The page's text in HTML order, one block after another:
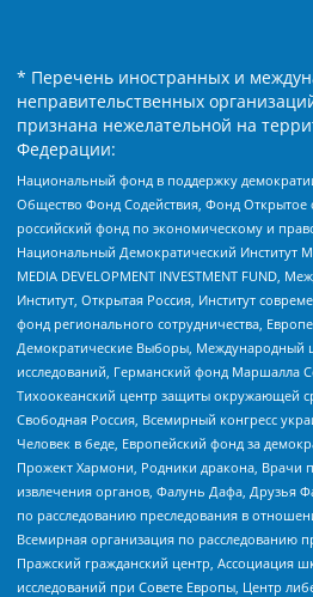
* Перечень иностранных и
неправительственных
признана нежелательной на
Федерации:
Национальный фонд в поддержку
Общество Фонд Содействия, Фонд Открытое
российский фонд по экономическому и
Национальный Демократический Институт
MEDIA DEVELOPMENT INVESTMENT FUND,
Институт, Открытая Россия, Институт
фонд регионального сотрудничества,
Демократические Выборы, Международный
исследований, Германский фонд Маршалла
Тихоокеанский центр защиты окружающей
Свободная Россия, Всемирный конгресс
Человек в беде, Европейский фонд за
Прожект Хармони, Родники дракона, Врачи
извлечения органов, Фалунь Дафа, Друзья
по расследованию преследования в
Всемирная организация по расследованию
Пражский гражданский центр, Ассоциация
исследований при Совете Европы, Центр